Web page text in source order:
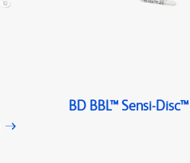
BD BBL™ Sensi-